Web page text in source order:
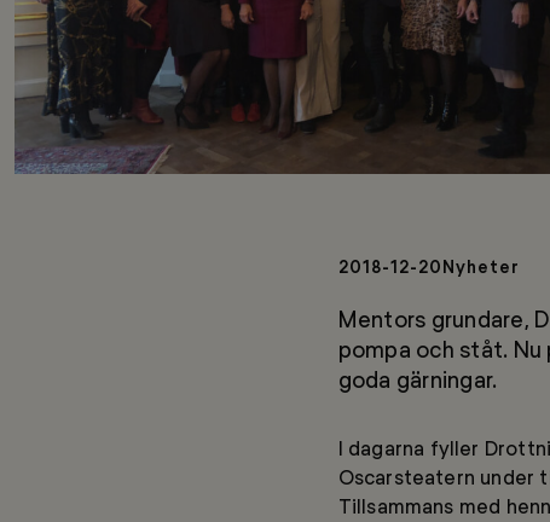
2018-12-20Nyheter
Mentors grundare,
pompa och ståt.
goda gärningar.
I dagarna fyller
Oscarsteatern under
Tillsammans med